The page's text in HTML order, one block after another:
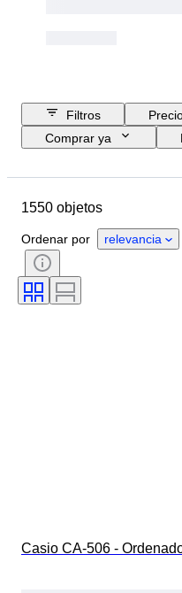
Filtros
Comprar ya
País de origen
Tema
Estilo
Firma
Movimiento del reloj
1550 objetos
Ordenar por relevancia
Casio CA-506 -